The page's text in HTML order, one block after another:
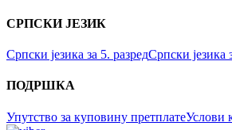
СРПСКИ ЈЕЗИК
Српски језика за 5. разредСрпски језика
ПОДРШКА
Упутство за куповину претплатеУслови